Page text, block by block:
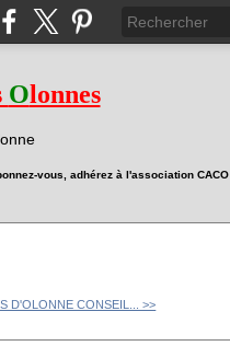
Olonnes
vous, adhérez à l'association CACO
D'OLONNE CONSEIL... >>